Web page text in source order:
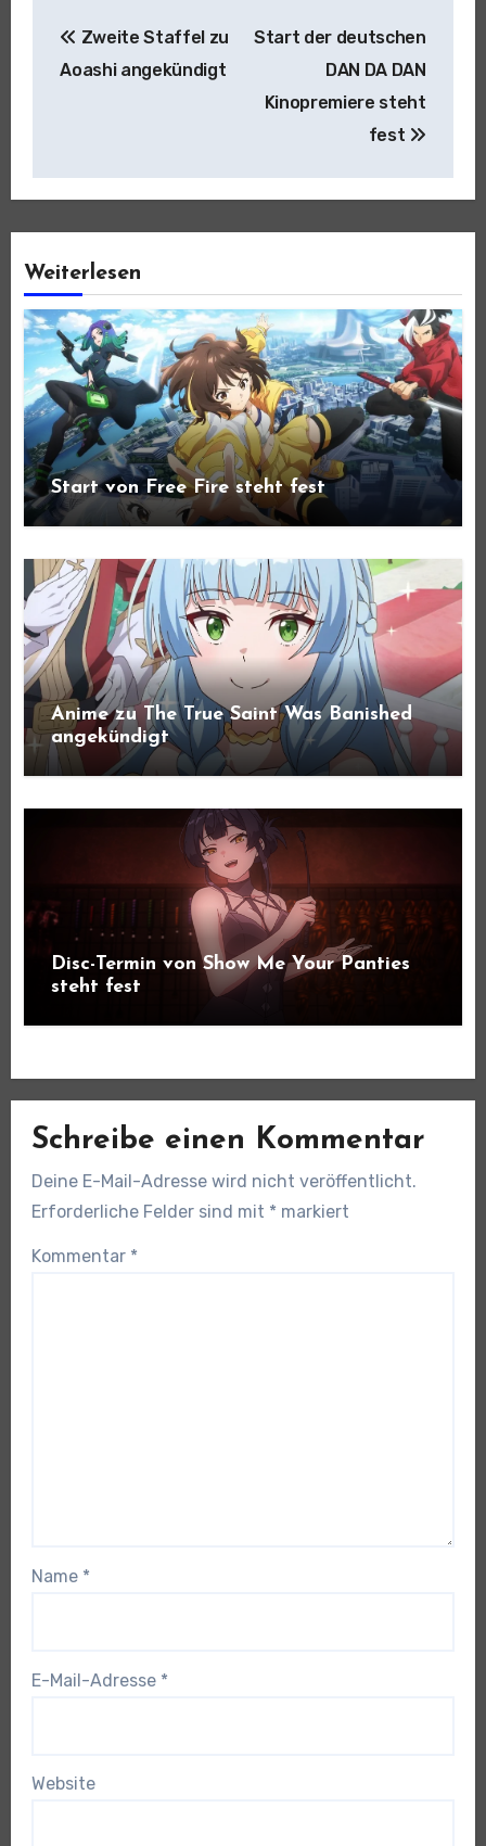
Zweite Staffel zu
Aoashi angekündigt
Start der deutschen
DAN DA DAN
Kinopremiere steht
fest
Weiterlesen
Start von Free Fire steht fest
Anime zu The True Saint Was Banished
angekündigt
Disc-Termin von Show Me Your Panties
steht fest
Schreibe einen Kommentar
Deine E-Mail-Adresse wird nicht veröffentlicht.
Erforderliche Felder sind mit * markiert
Kommentar *
Name *
E-Mail-Adresse *
Website